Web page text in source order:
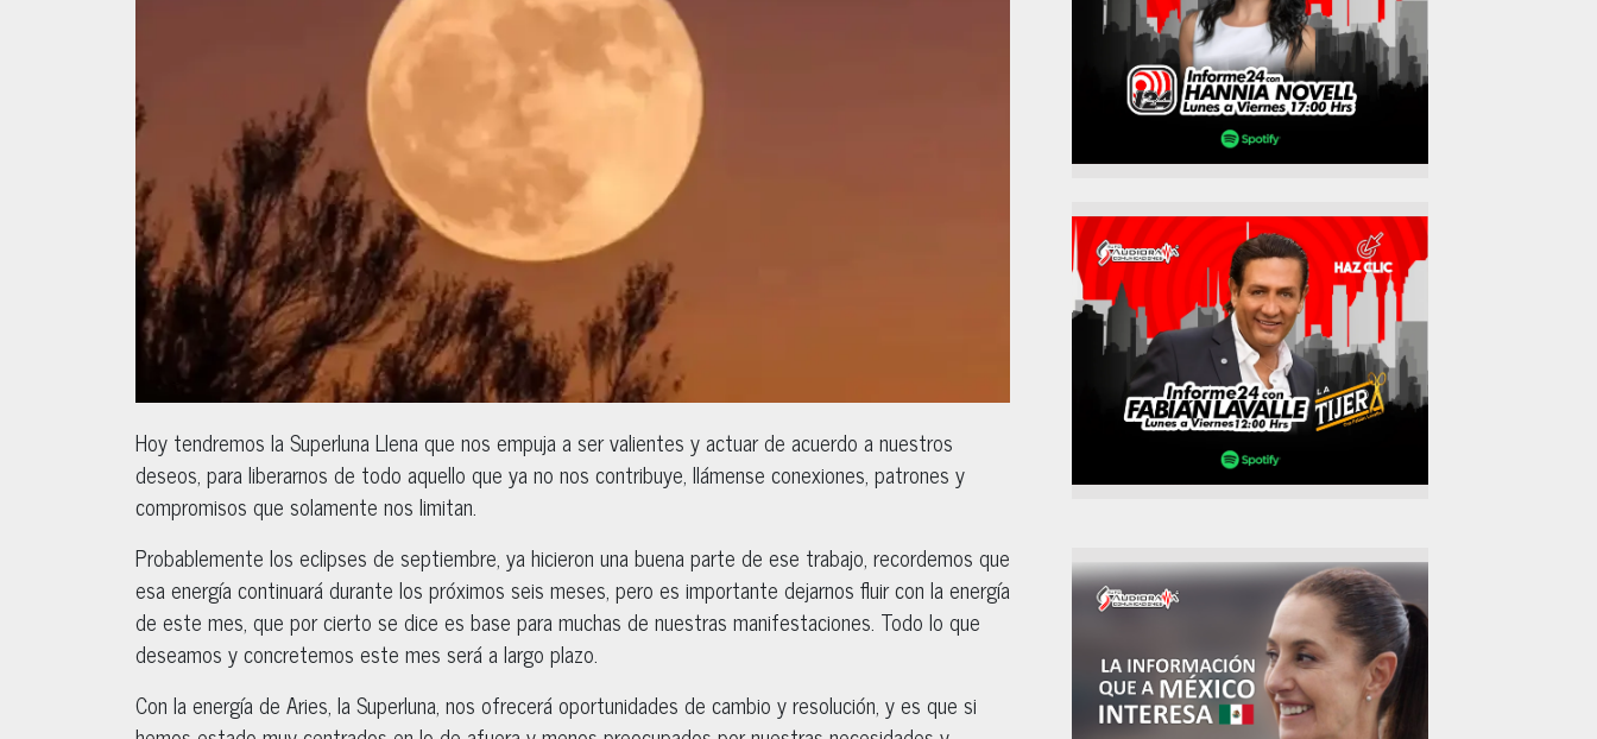
Hoy tendremos la Superluna Llena que nos empuja a ser valientes y actuar de acuerdo a nuestros
deseos, para liberarnos de todo aquello que ya no nos contribuye, llámense conexiones, patrones y
compromisos que solamente nos limitan.
Probablemente los eclipses de septiembre, ya hicieron una buena parte de ese trabajo, recordemos que
esa energía continuará durante los próximos seis meses, pero es importante dejarnos fluir con la energía
de este mes, que por cierto se dice es base para muchas de nuestras manifestaciones. Todo lo que
deseamos y concretemos este mes será a largo plazo.
Con la energía de Aries, la Superluna, nos ofrecerá oportunidades de cambio y resolución, y es que si